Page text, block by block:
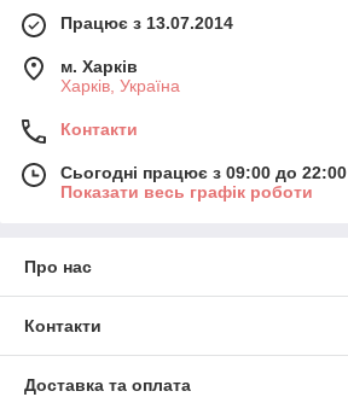
Працює з 13.07.2014
м. Харків
Харків, Україна
Контакти
Сьогодні працює з 09:00 до 22:00
Показати весь графік роботи
Про нас
Контакти
Доставка та оплата